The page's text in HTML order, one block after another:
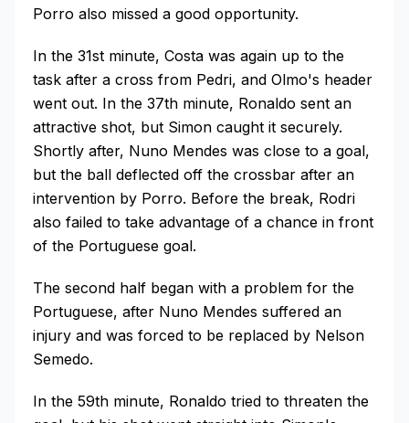
Porro also missed a good opportunity.
In the 31st minute, Costa was again up to the
task after a cross from Pedri, and Olmo's header
went out. In the 37th minute, Ronaldo sent an
attractive shot, but Simon caught it securely.
Shortly after, Nuno Mendes was close to a goal,
but the ball deflected off the crossbar after an
intervention by Porro. Before the break, Rodri
also failed to take advantage of a chance in front
of the Portuguese goal.
The second half began with a problem for the
Portuguese, after Nuno Mendes suffered an
injury and was forced to be replaced by Nelson
Semedo.
In the 59th minute, Ronaldo tried to threaten the